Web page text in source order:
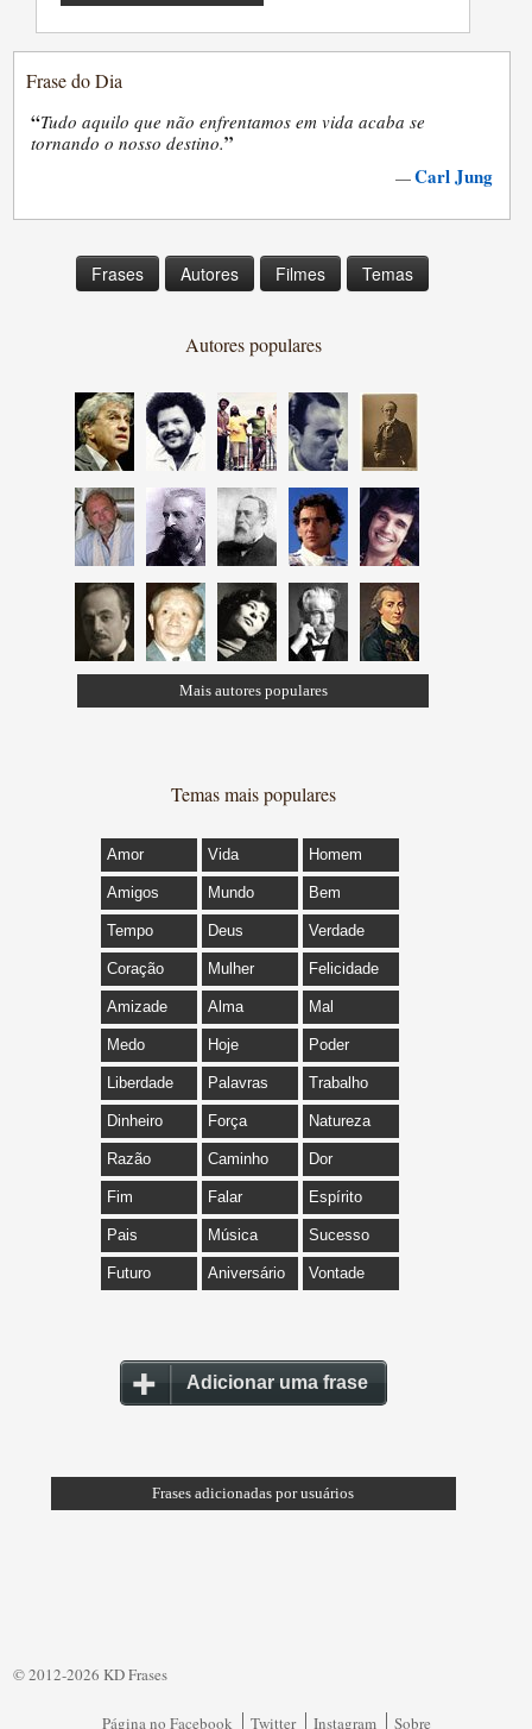
Frase do Dia
“Tudo aquilo que não enfrentamos em vida acaba se
tornando o nosso destino.”
—Carl Jung
Frases Autores Filmes Temas
Autores populares
Mais autores populares
Temas mais populares
Amor Vida Homem
Amigos Mundo Bem
Tempo Deus Verdade
Coração Mulher Felicidade
Amizade Alma Mal
Medo Hoje Poder
Liberdade Palavras Trabalho
Dinheiro Força Natureza
Razão Caminho Dor
Fim Falar Espírito
Pais Música Sucesso
Futuro Aniversário Vontade
Adicionar uma frase
Frases adicionadas por usuários
© 2012-2026 KD Frases
Página no Facebook Twitter Instagram Sobre